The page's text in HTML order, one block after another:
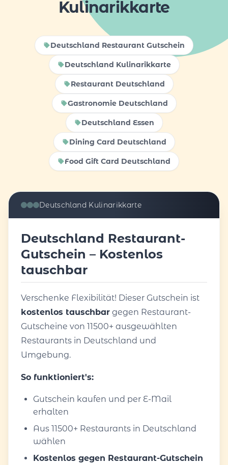
Kulinarikkarte
Deutschland Restaurant Gutschein
Deutschland Kulinarikkarte
Restaurant Deutschland
Gastronomie Deutschland
Deutschland Essen
Dining Card Deutschland
Food Gift Card Deutschland
Deutschland Kulinarikkarte
Deutschland Restaurant-
Gutschein – Kostenlos
tauschbar
Verschenke Flexibilität! Dieser Gutschein ist
kostenlos tauschbar gegen Restaurant-
Gutscheine von 11500+ ausgewählten
Restaurants in Deutschland und
Umgebung.
So funktioniert's:
Gutschein kaufen und per E-Mail
erhalten
Aus 11500+ Restaurants in Deutschland
wählen
Kostenlos gegen Restaurant-Gutschein